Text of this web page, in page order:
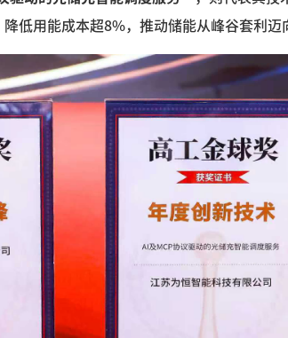
低用能成本超8%，推动储能从峰谷套利迈